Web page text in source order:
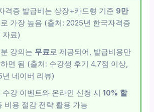
격증 발급비는 상장+카드형 기준 9만
가장 높음 (출처: 2025년 한국자격증
자료)
강의는 무료로 제공되어, 발급비용만
면 됨 (출처: 수강생 후기 4.7점 이상,
년 네이버 리뷰)
수강 이벤트와 온라인 신청 시 10% 할
비용 절감 전략 활용 가능